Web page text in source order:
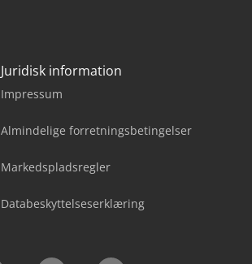
Juridisk information
Impressum
Almindelige forretningsbetingelser
Markedspladsregler
Databeskyttelseserklæring